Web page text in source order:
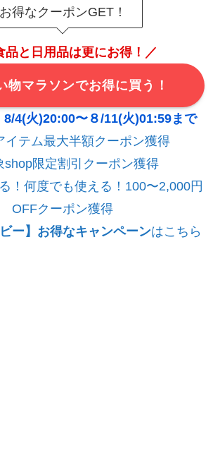
お得なクーポンGET！
と日用品は更にお得！／
物マラソンでお得に買う！
8/4(火)20:00〜８/11(火)01:59まで
テム最大半額クーポン獲得
限定割引クーポン獲得
！何度でも使える！100〜2,000円
OFFクーポン獲得
ー】お得なキャンペーンはこちら